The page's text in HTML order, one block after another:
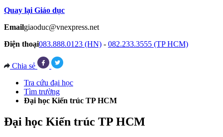
Quay lại Giáo dục
Emailgiaoduc@vnexpress.net
Điện thoại083.888.0123 (HN) - 082.233.3555 (TP HCM)
Chia sẻ
Tra cứu đại học
Tìm trường
Đại học Kiến trúc TP HCM
Đại học Kiến trúc TP HCM